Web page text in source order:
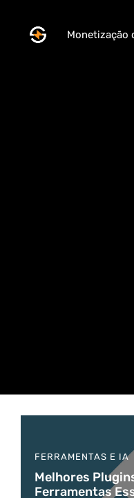
Monetização
FERRAMENTAS E IA
Melhores
Ferramentas